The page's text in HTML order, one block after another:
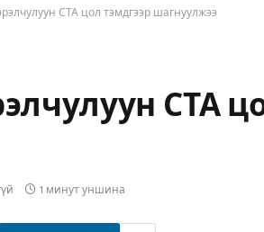
СТА цол тэмдгээр шагнуулжээ
СТА
1 минут уншина